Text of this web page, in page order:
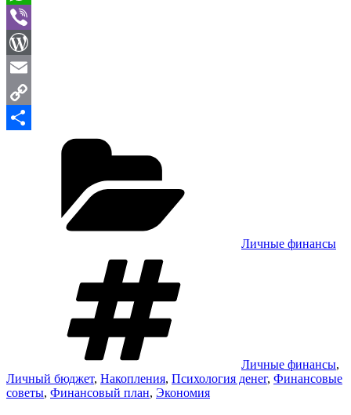
WhatsApp
Viber
WordPress
Email
Copy
Отправить
Личные финансы
Личные финансы,
Личный бюджет, Накопления, Психология денег, Финансовые
советы, Финансовый план, Экономия